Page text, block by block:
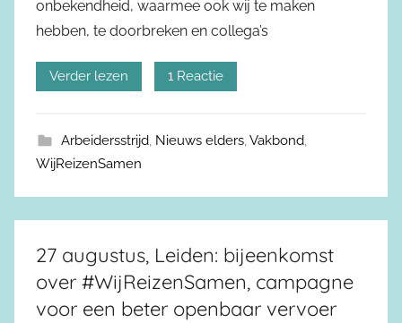
onbekendheid, waarmee ook wij te maken
hebben, te doorbreken en collega’s
Verder lezen 1 Reactie
Arbeidersstrijd, Nieuws elders,Vakbond,
WijReizenSamen
27 augustus, Leiden: bijeenkomst
over #WijReizenSamen, campagne
voor een beter openbaar vervoer